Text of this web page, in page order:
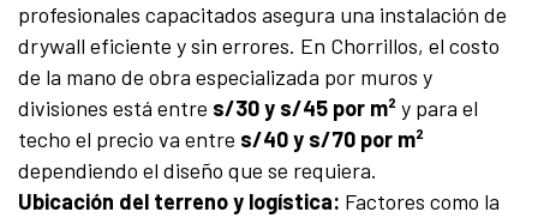
profesionales capacitados asegura una instalación de
drywall eficiente y sin errores. En Chorrillos, el costo
de la mano de obra especializada por muros y
divisiones está entre s/30 y s/45 por m²y para el
techo el precio va entre s/40 y s/70 por m²
dependiendo el diseño que se requiera.
Ubicación del terreno y logística: Factores como la